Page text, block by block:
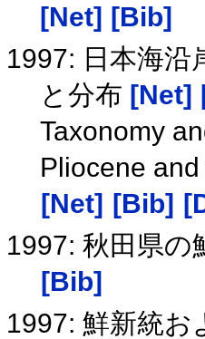
[Net] [Bib]
1997: 日本海沿
と分布 [Net]
Taxonomy
Pliocene
[Net] [Bib]
1997: 秋田県の
[Bib]
1997: 鮮新統お